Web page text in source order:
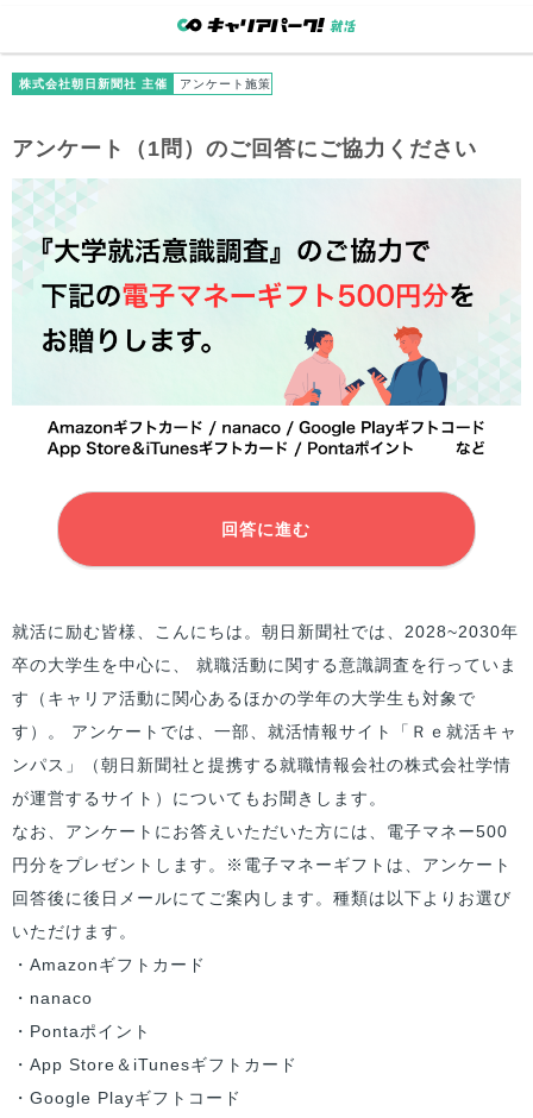
株式会社朝日新聞社 主催 アンケート施策
アンケート（1問）のご回答にご協力ください
回答に進む
就活に励む皆様
、こんにちは。朝日新聞社では、2028~2030年
卒の大学生を中心に、 就職活動に関する意識調査を行っていま
す（キャリア活動に関心あるほかの学年の大学生も対象で
す）。 アンケートでは、一部、就活情報サイト「Ｒｅ就活キャ
ンパス」（朝日新聞社と提携する就職情報会社の株式会社学情
が運営するサイト）についてもお聞きします。
なお、アンケートにお答えいただいた方には、電子マネー500
円分をプレゼントします。※電子マネーギフトは、アンケート
回答後に後日メールにてご案内します。種類は以下よりお選び
いただけます。
・Amazonギフトカード
・nanaco
・Pontaポイント
・App Store＆iTunesギフトカード
・Google Playギフトコード